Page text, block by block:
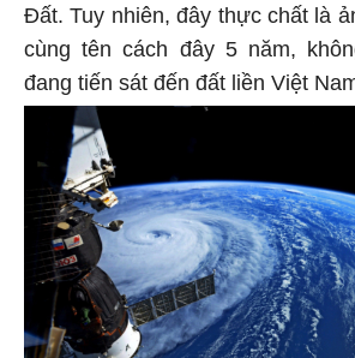
Đất. Tuy nhiên, đây thực chất là
cùng tên cách đây 5 năm,
đang tiến sát đến đất liền Việt